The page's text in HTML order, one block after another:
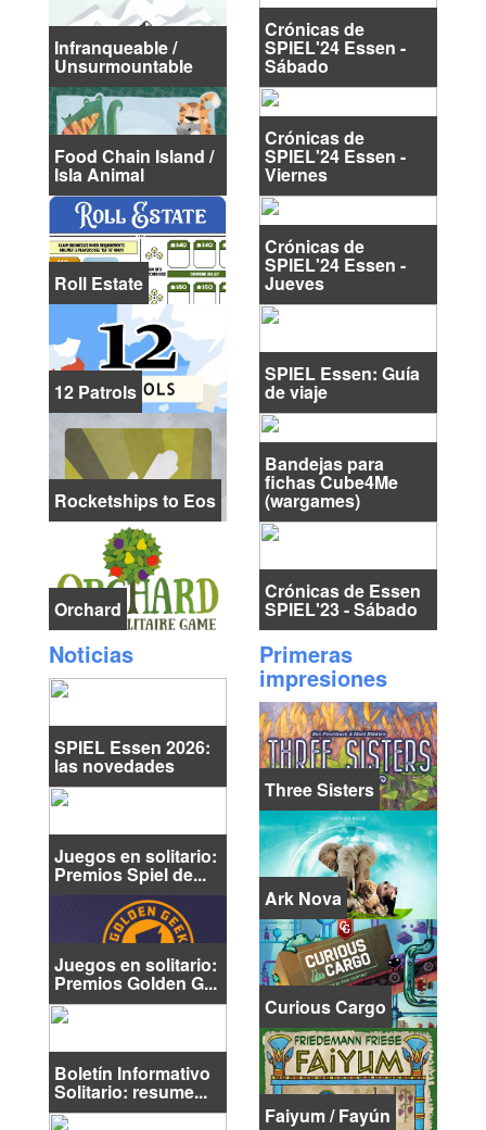
Infranqueable /
Unsurmountable
Food Chain Island /
Isla Animal
Roll Estate
12 Patrols
Rocketships to Eos
Orchard
Crónicas de
SPIEL'24 Essen -
Sábado
Crónicas de
SPIEL'24 Essen -
Viernes
Crónicas de
SPIEL'24 Essen -
Jueves
SPIEL Essen: Guía
de viaje
Bandejas para
fichas Cube4Me
(wargames)
Crónicas de Essen
SPIEL'23 - Sábado
Noticias
SPIEL Essen 2026:
las novedades
Juegos en solitario:
Premios Spiel de...
Juegos en solitario:
Premios Golden G...
Boletín Informativo
Solitario: resume...
Primeras
impresiones
Three Sisters
Ark Nova
Curious Cargo
Faiyum / Fayún